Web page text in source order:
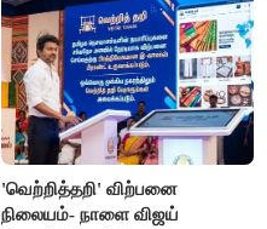
'வெற்றித்தறி' விற்பனை
நிலையம்- நாளை விஜய்